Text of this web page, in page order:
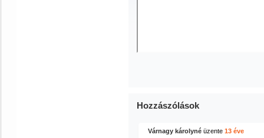
Hozzászólások
Várnagy károlyné üzente 13 éve